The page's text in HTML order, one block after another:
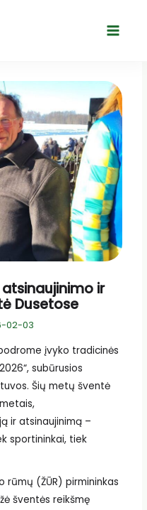
Main
atsinaujinimo ir
Dusetose
02-03
įvyko tradicinės
subūrusios
Šių metų šventė
ir atsinaujinimą –
sportininkai, tiek
rūmų (ŽŪR) pirmininkas
šventės reikšmę